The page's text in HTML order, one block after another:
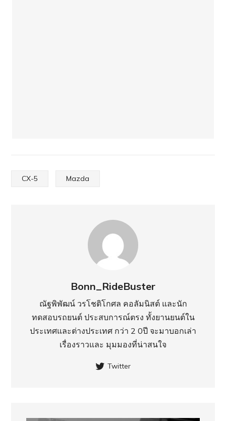
CX-5 Mazda
Bonn_RideBuster
ณัฐพิพัฒน์ วรโชติโกศล คอลัมนิสต์ และนัก
ทดสอบรถยนต์ ประสบการณ์ตรง ทั้งยานยนต์ใน
ประเทศ​และต่างประเทศ กว่า 2 0ปี จะมาบอกเล่า
เรื่องราวและ มุมมองที่น่าสนใจ
Twitter